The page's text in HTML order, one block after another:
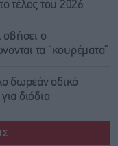
τέλος του 2026
σβήσει ο
τα “κουρέματα”
δωρεάν οδικό
διόδια